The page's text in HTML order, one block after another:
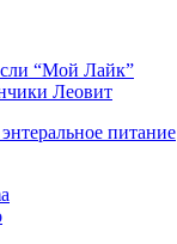
“Мой Лайк”
Леовит
питание